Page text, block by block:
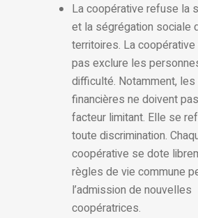
La coopérative refuse la
et la ségrégation sociale
territoires. La
pas exclure les
difficulté. Notamment,
financières ne doivent
facteur limitant. Elle se
toute discrimination.
coopérative se dote
règles de vie commune
l’admission de nouvelles
coopératrices.